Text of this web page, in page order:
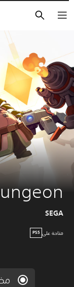
SEGA
متاحة على PS5